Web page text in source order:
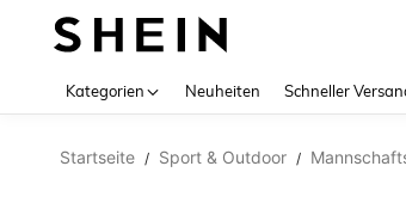
Kategorien Neuheiten Schneller
Startseite / Sport & Outdoor /